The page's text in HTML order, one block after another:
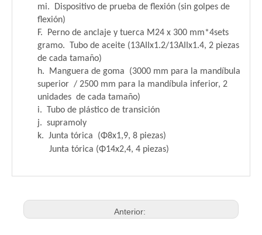
mi. Dispositivo de prueba de flexión (sin golpes de
flexión)
F. Perno de anclaje y tuerca M24 x 300 mm*4sets
gramo. Tubo de aceite (13AIIx1.2/13AIIx1.4, 2 piezas
de cada tamaño)
h. Manguera de goma (3000 mm para la mandíbula
superior / 2500 mm para la mandíbula inferior, 2
unidades de cada tamaño)
i. Tubo de plástico de transición
j. supramoly
k. Junta tórica (Φ8x1,9, 8 piezas)
Junta tórica (Φ14x2,4, 4 piezas)
Anterior: